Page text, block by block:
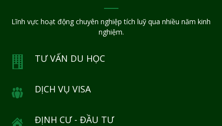
Lĩnh vực hoạt động chuyên nghiệp tích luỹ qua nhiều năm kinh
nghiệm.
TƯ VẤN DU HỌC
DỊCH VỤ VISA
ĐỊNH CƯ - ĐẦU TƯ